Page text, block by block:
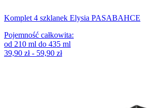
Komplet 4 szklanek Elysia PASABAHCE
Pojemność całkowita:
od 210 ml do 435 ml
39,90 zł - 59,90 zł